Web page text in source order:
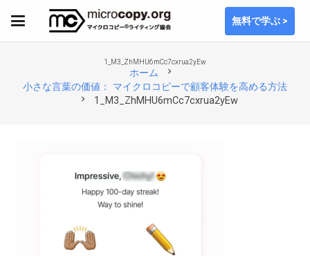
無料で学ぶ >
1_M3_ZhMHU6mCc7cxrua2yEw
ホーム chevron_right
小さな言葉の価値： マイクロコピーで顧客体験を高める方法
chevron_right 1_M3_ZhMHU6mCc7cxrua2yEw